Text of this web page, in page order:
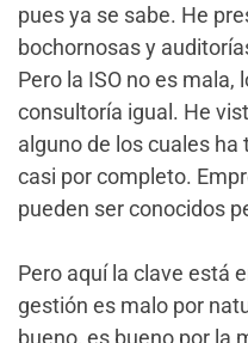
pues ya se sabe. He
bochornosas y
Pero la ISO no es mala,
consultoría igual. He
alguno de los cuales
casi por completo.
pueden ser conocidos
Pero aquí la clave está
gestión es malo por
bueno, es bueno por la